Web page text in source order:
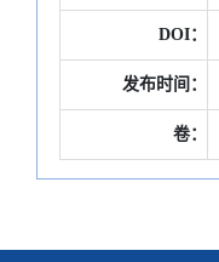
DOI：
发布时间：
卷：